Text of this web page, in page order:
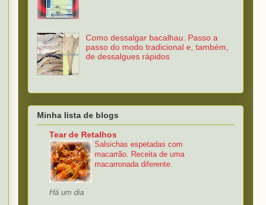
Como dessalgar bacalhau. Passo a
passo do modo tradicional e, também,
de dessalgues rápidos
Minha lista de blogs
Tear de Retalhos
Salsichas espetadas com
macarrão. Receita de uma
macarronada diferente.
Há um dia